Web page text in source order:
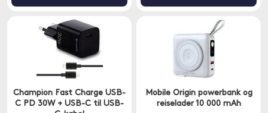
Champion Fast Charge USB-
C PD 30W + USB-C til USB-
Mobile Origin powerbank og
reiselader 10 000 mAh